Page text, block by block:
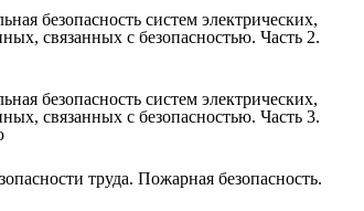
безопасность систем электрических,
связанных с безопасностью. Часть 2.
безопасность систем электрических,
связанных с безопасностью. Часть 3.
труда. Пожарная безопасность.